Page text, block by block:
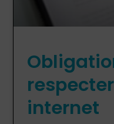
internet